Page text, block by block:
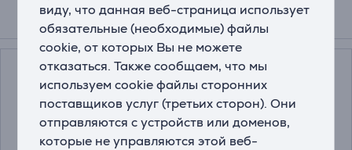
виду, что данная веб-страница использует
обязательные (необходимые) файлы
cookie, от которых Вы не можете
отказаться. Также сообщаем, что мы
используем cookie файлы сторонних
поставщиков услуг (третьих сторон). Они
отправляются с устройств или доменов,
которые не управляются этой веб-
Смотреть дополнительно